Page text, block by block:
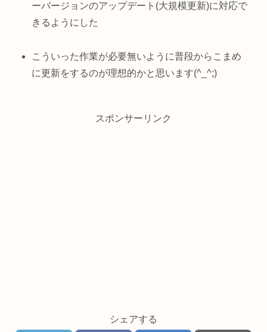
ーバージョンのアップデート(大規模更新)に対応で
きるようにした
こういった作業が必要無いように普段からこまめ
に更新をするのが理想的かと思います(^_^;)
スポンサーリンク
シェアする